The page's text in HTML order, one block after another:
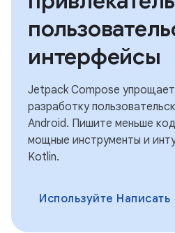
интерфейсы
Jetpack Compose
разработку
Android. Пишите меньше
мощные инструменты и
Kotlin.
Используйте Написать